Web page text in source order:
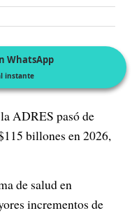
WhatsApp
instante
ADRES pasó de
billones en 2026,
de salud en
incrementos de